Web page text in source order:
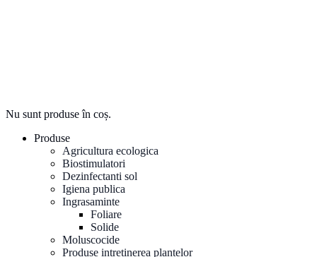
Nu sunt produse în coș.
Produse
Agricultura ecologica
Biostimulatori
Dezinfectanti sol
Igiena publica
Ingrasaminte
Foliare
Solide
Moluscocide
Produse intretinerea plantelor